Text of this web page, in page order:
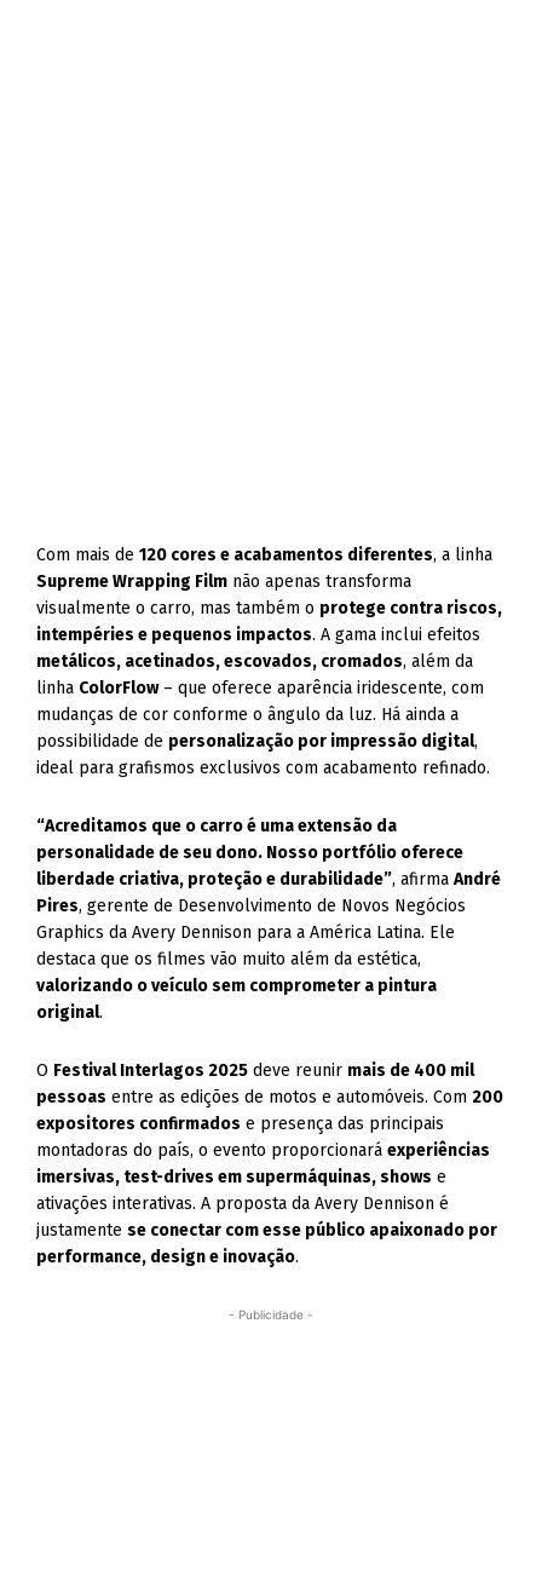
Com mais de120 cores e acabamentos diferentes, a linha
Supreme Wrapping Film não apenas transforma
visualmente o carro, mas também o protege contra riscos,
intempéries e pequenos impactos. A gama inclui efeitos
metálicos, acetinados, escovados, cromados, além da
linha ColorFlow– que oferece aparência iridescente, com
mudanças de cor conforme o ângulo da luz. Há ainda a
possibilidade de personalização por impressão digital,
ideal para grafismos exclusivos com acabamento refinado.
“Acreditamos que o carro é uma extensão da
personalidade de seu dono. Nosso portfólio oferece
liberdade criativa, proteção e durabilidade”, afirmaAndré
Pires, gerente de Desenvolvimento de Novos Negócios
Graphics da Avery Dennison para a América Latina. Ele
destaca que os filmes vão muito além da estética,
valorizando o veículo sem comprometer a pintura
original.
O Festival Interlagos 2025 deve reunir mais de 400 mil
pessoas entre as edições de motos e automóveis. Com200
expositores confirmados e presença das principais
montadoras do país, o evento proporcionaráexperiências
imersivas, test-drives em supermáquinas, shows e
ativações interativas. A proposta da Avery Dennison é
justamentese conectar com esse público apaixonado por
performance, design e inovação.
- Publicidade -